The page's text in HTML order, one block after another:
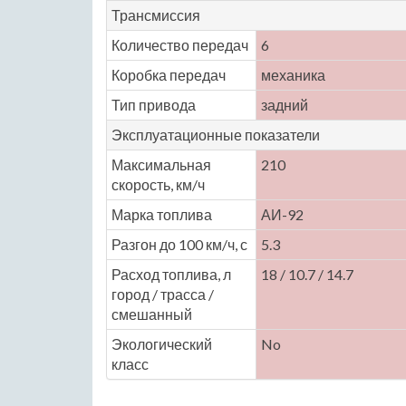
Трансмиссия
Количество передач
6
Коробка передач
механика
Тип привода
задний
Эксплуатационные показатели
Максимальная
скорость, км/ч
210
Марка топлива АИ-92
Разгон до 100 км/ч, с
5.3
Расход топлива, л
город / трасса /
смешанный
18 / 10.7 / 14.7
Экологический
класс
No